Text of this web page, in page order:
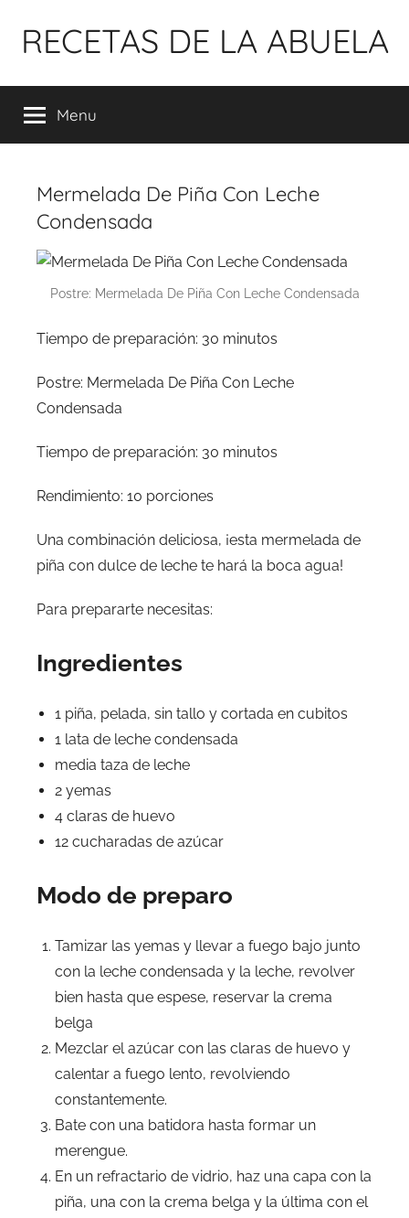
para
conteúdo
RECETAS DE LA ABUELA
Menu
Mermelada De Piña Con Leche
Condensada
Postre: Mermelada De Piña Con Leche Condensada
Tiempo de preparación: 30 minutos
Postre: Mermelada De Piña Con Leche
Condensada
Tiempo de preparación: 30 minutos
Rendimiento: 10 porciones
Una combinación deliciosa, ¡esta mermelada de
piña con dulce de leche te hará la boca agua!
Para prepararte necesitas:
Ingredientes
1 piña, pelada, sin tallo y cortada en cubitos
1 lata de leche condensada
media taza de leche
2 yemas
4 claras de huevo
12 cucharadas de azúcar
Modo de preparo
Tamizar las yemas y llevar a fuego bajo junto
con la leche condensada y la leche, revolver
bien hasta que espese, reservar la crema
belga
Mezclar el azúcar con las claras de huevo y
calentar a fuego lento, revolviendo
constantemente.
Bate con una batidora hasta formar un
merengue.
En un refractario de vidrio, haz una capa con la
piña, una con la crema belga y la última con el